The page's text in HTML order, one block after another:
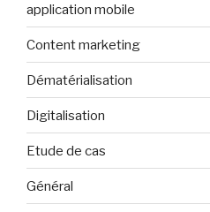
application mobile
Content marketing
Dématérialisation
Digitalisation
Etude de cas
Général